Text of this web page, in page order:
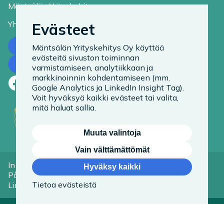
Mäntsälän Yrityskehitys
Yhteystiedot
Ota yhteyttä
Tilaa uutiskirje
Facebook
LinkedIn
Instagram
In English
På Svenska
Linkit
Tietoa evästeistä
Saavutettavuusseloste
Evästeet
Mäntsälän Yrityskehitys Oy käyttää
evästeitä sivuston toiminnan
varmistamiseen, analytiikkaan ja
markkinoinnin kohdentamiseen (mm.
Google Analytics ja LinkedIn Insight Tag).
Voit hyväksyä kaikki evästeet tai valita,
mitä haluat sallia.
Muuta valintoja
Vain välttämättömät
Hyväksy kaikki
Tietoa evästeistä